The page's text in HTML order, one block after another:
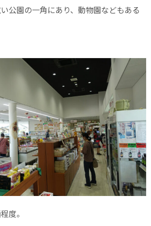
公園の一角にあり、動物園などもある
度。